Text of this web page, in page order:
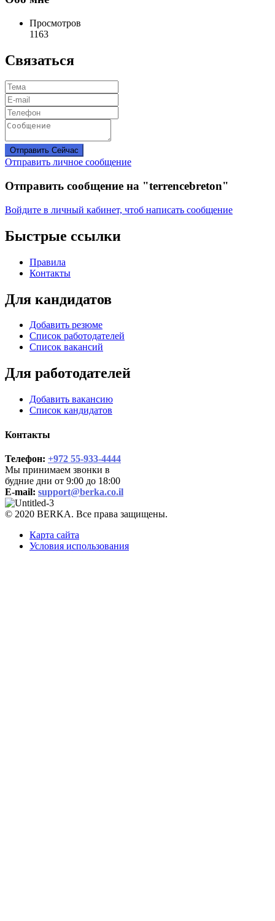
Просмотров
1163
Связаться
Отправить Сейчас
Отправить личное сообщение
Отправить сообщение на "terrencebreton"
Войдите в личный кабинет, чтоб написать сообщение
Быстрые ссылки
Правила
Контакты
Для кандидатов
Добавить резюме
Список работодателей
Список вакансий
Для работодателей
Добавить вакансию
Список кандидатов
Контакты
Телефон: +972 55-933-4444
Мы принимаем звонки в
будние дни от 9:00 до 18:00
E-mail: support@berka.co.il
© 2020 BERKA. Все права защищены.
Карта сайта
Условия использования